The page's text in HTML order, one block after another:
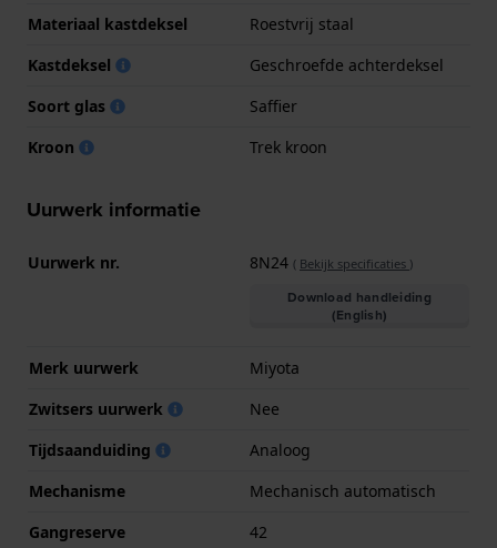
Materiaal kastdeksel
Roestvrij staal
Kastdeksel
Geschroefde achterdeksel
Soort glas
Saffier
Kroon
Trek kroon
Uurwerk informatie
Uurwerk nr. 8N24 ( Bekijk specificaties )
Download handleiding
(English)
Merk uurwerk
Miyota
Zwitsers uurwerk
Nee
Tijdsaanduiding
Analoog
Mechanisme
Mechanisch automatisch
Gangreserve
42